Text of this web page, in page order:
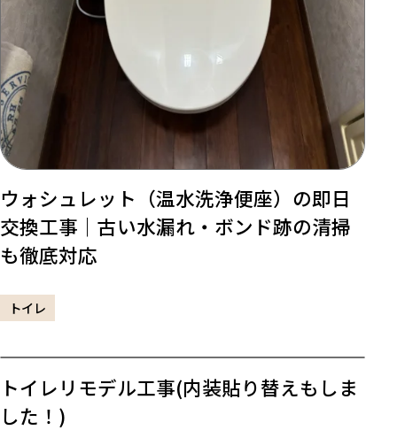
ウォシュレット（温水洗浄便座）の即日
交換工事｜古い水漏れ・ボンド跡の清掃
も徹底対応
トイレ
トイレリモデル工事(内装貼り替えもしま
した！)